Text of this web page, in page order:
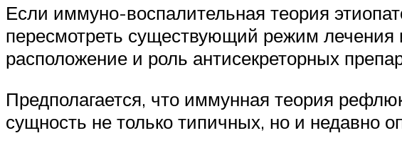
Если иммуно-воспалительная теория
пересмотреть существующий режим
расположение и роль антисекреторных
Предполагается, что иммунная теория
сущность не только типичных, но и